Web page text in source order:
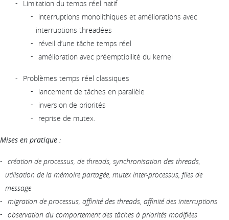
Limitation du temps réel natif
interruptions monolithiques et améliorations avec
interruptions threadées
réveil d’une tâche temps réel
amélioration avec préemptibilité du kernel
Problèmes temps réel classiques
lancement de tâches en parallèle
inversion de priorités
reprise de mutex.
Mises en pratique :
création de processus, de threads, synchronisation des threads,
utilisation de la mémoire partagée, mutex inter-processus, files de
message
migration de processus, affinité des threads, affinité des interruptions
observation du comportement des tâches à priorités modifiées